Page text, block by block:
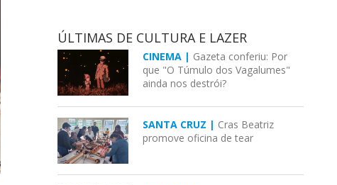
ÚLTIMAS DE CULTURA E LAZER
CINEMA | Gazeta conferiu: Por
que "O Túmulo dos Vagalumes"
ainda nos destrói?
SANTA CRUZ | Cras Beatriz
promove oficina de tear